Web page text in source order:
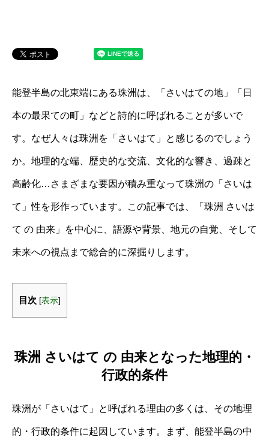
能登半島の北東端にある珠洲は、「さいはての地」「日
本の最果ての町」などと詩的に呼ばれることが多いで
す。なぜ人々は珠洲を「さいはて」と感じるのでしょう
か。地理的な端、歴史的な交流、文化的な響き、過疎と
高齢化…さまざまな要因が積み重なって珠洲の「さいは
て」性を形作っています。この記事では、「珠洲 さいは
て の 由来」を中心に、語源や背景、地元の自覚、そして
未来への視点まで総合的に深掘りします。
目次 [表示]
珠洲 さいはて の 由来となった地理的・
行政的条件
珠洲が「さいはて」と呼ばれる理由の多くは、その地理
的・行政的条件に起因しています。まず、能登半島の中